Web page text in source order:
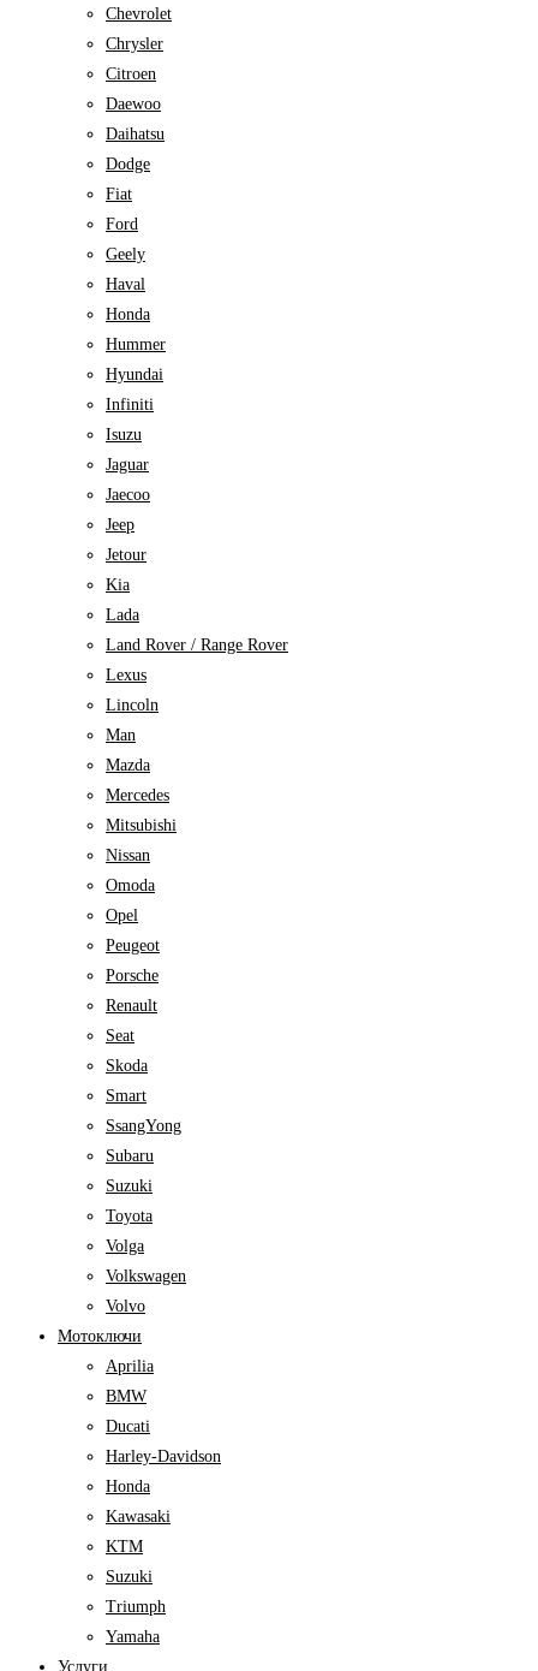
Chevrolet
Chrysler
Citroen
Daewoo
Daihatsu
Dodge
Fiat
Ford
Geely
Haval
Honda
Hummer
Hyundai
Infiniti
Isuzu
Jaguar
Jaecoo
Jeep
Jetour
Kia
Lada
Land Rover / Range Rover
Lexus
Lincoln
Man
Mazda
Mercedes
Mitsubishi
Nissan
Omoda
Opel
Peugeot
Porsche
Renault
Seat
Skoda
Smart
SsangYong
Subaru
Suzuki
Toyota
Volga
Volkswagen
Volvo
Мотоключи
Aprilia
BMW
Ducati
Harley-Davidson
Honda
Kawasaki
KTM
Suzuki
Triumph
Yamaha
Услуги